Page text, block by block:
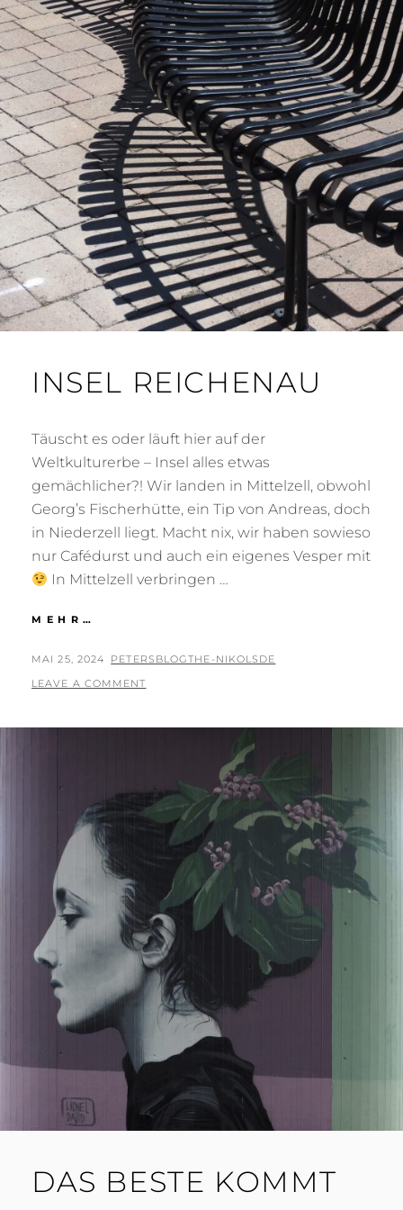
INSEL REICHENAU
Täuscht es oder läuft hier auf der
Weltkulturerbe – Insel alles etwas
gemächlicher?! Wir landen in Mittelzell, obwohl
Georg’s Fischerhütte, ein Tip von Andreas, doch
in Niederzell liegt. Macht nix, wir haben sowieso
nur Cafédurst und auch ein eigenes Vesper mit
In Mittelzell verbringen …
MEHR…
POSTED
ON
MAI 25, 2024 BY
PETERSBLOGTHE-NIKOLSDE
LEAVE A COMMENT
DAS BESTE KOMMT